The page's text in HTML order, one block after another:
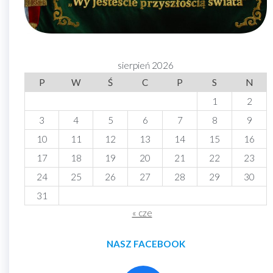
sierpień 2026
P
W Ś C P S
N
1
2
3
4 5 6 7 8
9
10
11 12 13 14 15
16
17
18 19 20 21 22
23
24
25 26 27 28 29
30
31
« cze
NASZ FACEBOOK